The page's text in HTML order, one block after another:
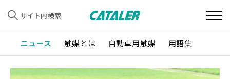
サイト内検索
ニュース 触媒とは 自動車用触媒 用語集